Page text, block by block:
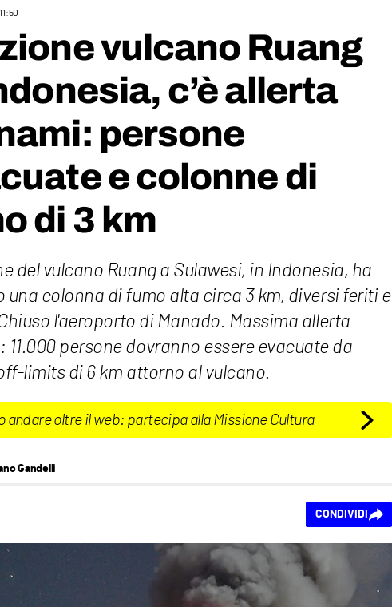
11:50
vulcano Ruang
c’è allerta
persone
e colonne di
di 3 km
del vulcano Ruang a Sulawesi, in Indonesia, ha
una colonna di fumo alta circa 3 km, diversi feriti e
l'aeroporto di Manado. Massima allerta
11.000 persone dovranno essere evacuate da
limits di 6 km attorno al vulcano.
andare oltre il web: partecipa alla Missione Cultura
Gandelli
CONDIVIDI